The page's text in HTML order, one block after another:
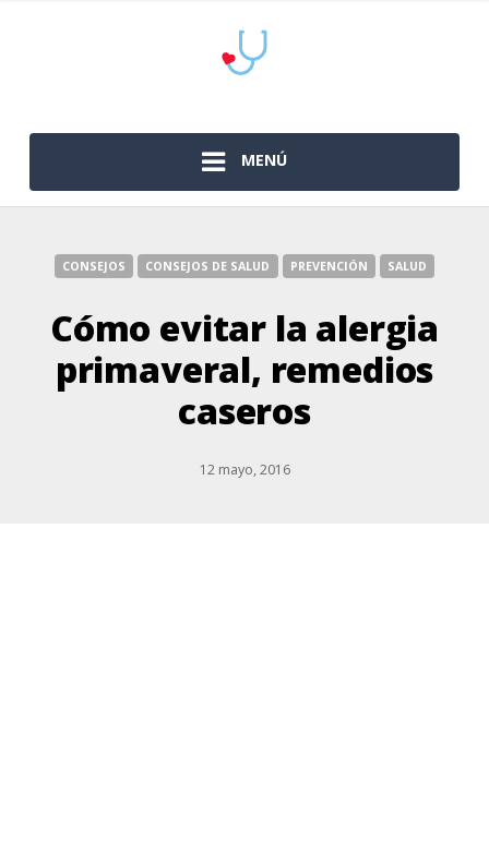
MENÚ
CONSEJOS CONSEJOS DE SALUD PREVENCIÓN SALUD
Cómo evitar la alergia
primaveral, remedios
caseros
12 mayo, 2016